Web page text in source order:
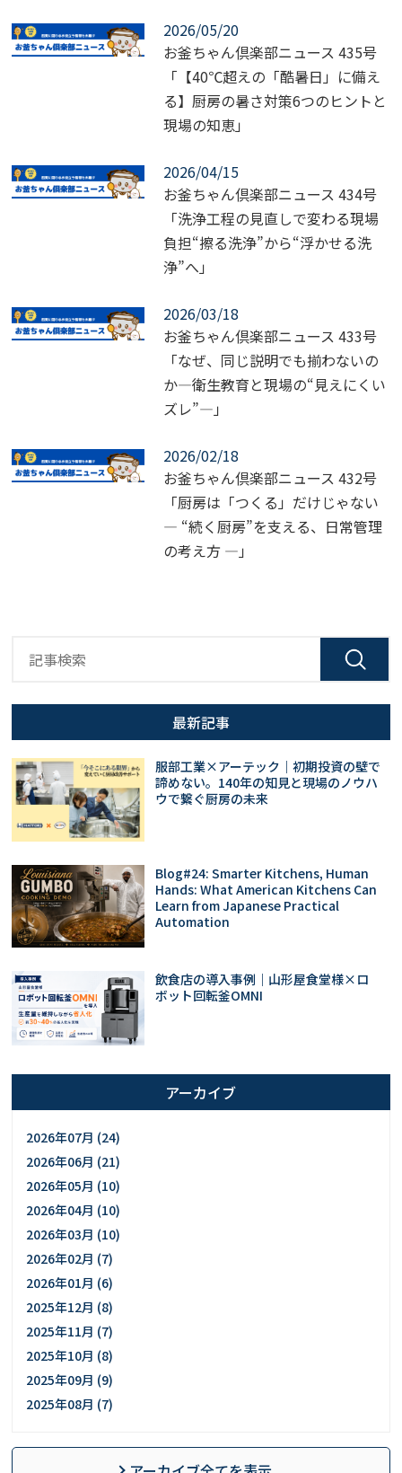
2026/05/20
お釜ちゃん倶楽部ニュース 435号
「【40℃超えの「酷暑日」に備え
る】厨房の暑さ対策6つのヒントと
現場の知恵」
2026/04/15
お釜ちゃん倶楽部ニュース 434号
「洗浄工程の見直しで変わる現場
負担“擦る洗浄”から“浮かせる洗
浄”へ」
2026/03/18
お釜ちゃん倶楽部ニュース 433号
「なぜ、同じ説明でも揃わないの
か―衛生教育と現場の“見えにくい
ズレ”―」
2026/02/18
お釜ちゃん倶楽部ニュース 432号
「厨房は「つくる」だけじゃない
― “続く厨房”を支える、日常管理
の考え方 ―」
最新記事
服部工業×アーテック｜初期投資の壁で
諦めない。140年の知見と現場のノウハ
ウで繋ぐ厨房の未来
Blog#24: Smarter Kitchens, Human
Hands: What American Kitchens Can
Learn from Japanese Practical
Automation
飲食店の導入事例｜山形屋食堂様×ロ
ボット回転釜OMNI
アーカイブ
2026年07月 (24)
2026年06月 (21)
2026年05月 (10)
2026年04月 (10)
2026年03月 (10)
2026年02月 (7)
2026年01月 (6)
2025年12月 (8)
2025年11月 (7)
2025年10月 (8)
2025年09月 (9)
2025年08月 (7)